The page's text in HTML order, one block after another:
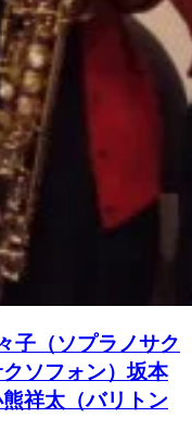
子（ソプラノサク
ソフォン）坂本
祥太（バリトン